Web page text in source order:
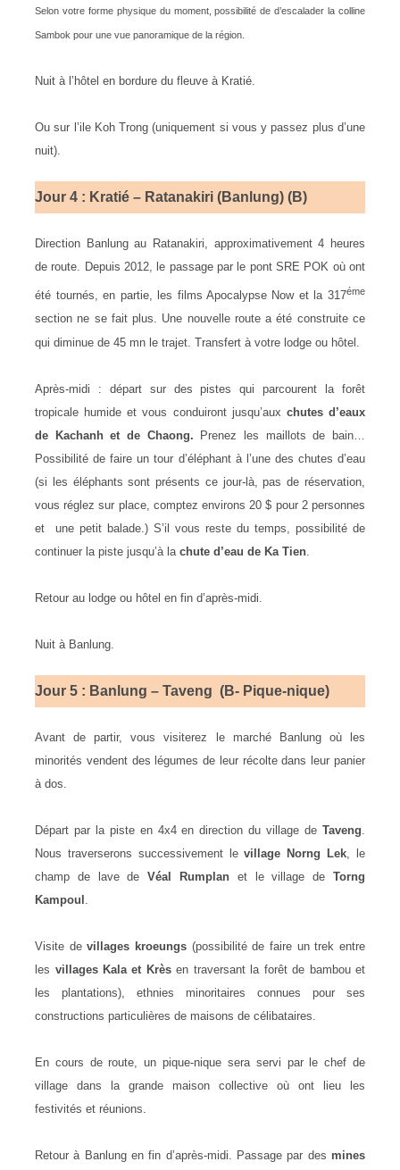
Selon votre forme physique du moment, possibilité de d’escalader la colline
Sambok pour une vue panoramique de la région.
Nuit à l’hôtel en bordure du fleuve à Kratié.
Ou sur l’ile Koh Trong (uniquement si vous y passez plus d’une
nuit).
Jour 4 : Kratié – Ratanakiri (Banlung) (B)
Direction Banlung au Ratanakiri, approximativement 4 heures
de route. Depuis 2012, le passage par le pont SRE POK où ont
été tournés, en partie, les films Apocalypse Now et la 317éme
section ne se fait plus. Une nouvelle route a été construite ce
qui diminue de 45 mn le trajet. Transfert à votre lodge ou hôtel.
Après-midi : départ sur des pistes qui parcourent la forêt
tropicale humide et vous conduiront jusqu’aux chutes d’eaux
de Kachanh et de Chaong. Prenez les maillots de bain…
Possibilité de faire un tour d’éléphant à l’une des chutes d’eau
(si les éléphants sont présents ce jour-là, pas de réservation,
vous réglez sur place, comptez environs 20 $ pour 2 personnes
et une petit balade.) S’il vous reste du temps, possibilité de
continuer la piste jusqu’à lachute d’eau de Ka Tien
Retour au lodge ou hôtel en fin d’après-midi.
Nuit à Banlung.
Jour 5 : Banlung – Taveng (B- Pique-nique)
Avant de partir, vous visiterez le marché Banlung où les
minorités vendent des légumes de leur récolte dans leur panier
à dos.
Départ par la piste en 4x4 en direction du village de Taveng
Nous traverserons successivement levillage Norng Lek , le
champ de lave deVéal Rumplan et le village de Torng
Kampoul
Visite devillages kroeungs (possibilité de faire un trek entre
les villages Kala et Krèsen traversant la forêt de bambou et
les plantations), ethnies minoritaires connues pour ses
constructions particulières de maisons de célibataires.
En cours de route, un pique-nique sera servi par le chef de
villagedans la grande maison collective où ont lieu les
festivités et réunions
Retour à Banlung en fin d’après-midi. Passage par des mines